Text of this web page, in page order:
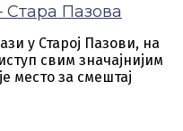
Пазова
у Старој Пазови, на
свим значајнијим
место за смештај